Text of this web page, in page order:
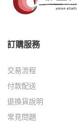
訂購服務
交易流程
付款配送
退換貨說明
常見問題